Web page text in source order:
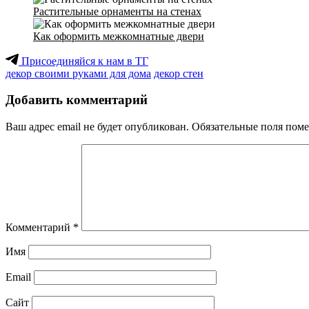
Растительные орнаменты на стенах
Как оформить межкомнатные двери
Присоединяйся к нам в ТГ
декор своими руками для дома декор стен
Добавить комментарий
Ваш адрес email не будет опубликован. Обязательные поля
Комментарий *
Имя
Email
Сайт